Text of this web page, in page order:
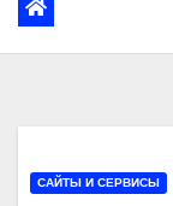
САЙТЫ И СЕРВИСЫ